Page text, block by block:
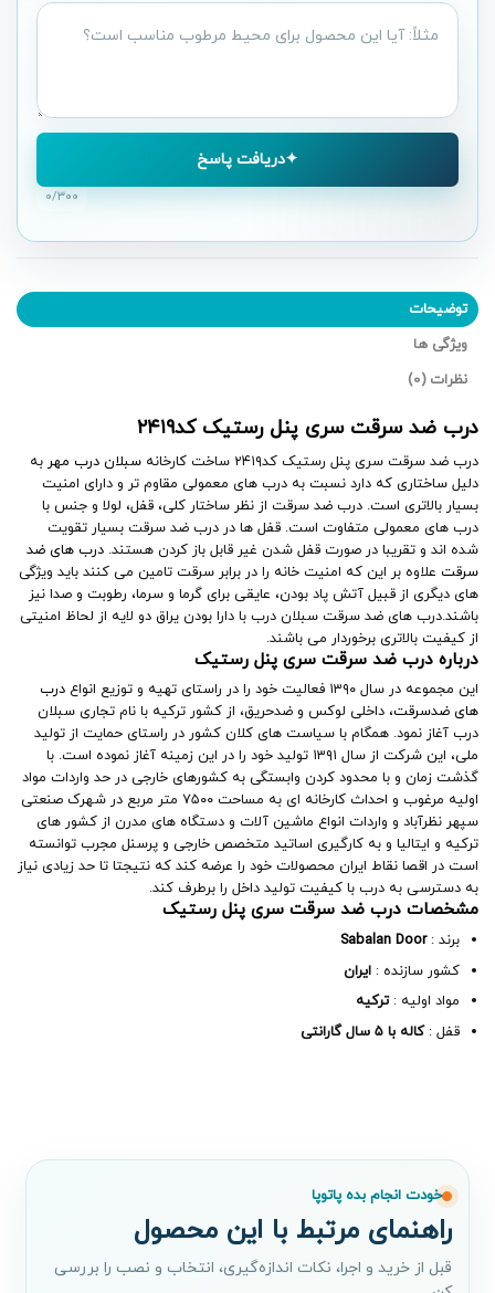
سؤال
درباره
دریافت پاسخ
۰/۳۰۰
توضیحات
ویژگی ها
نظرات (0)
درب ضد سرقت سری پنل رستیک کد۲۴۱۹
درب ضد سرقت سری پنل رستیک کد۲۴۱۹ ساخت کارخانه سبلان درب مهر به
دلیل ساختاری که دارد نسبت به درب های معمولی مقاوم تر و دارای امنیت
بسیار بالاتری است. درب ضد سرقت از نظر ساختار کلی، قفل، لولا و جنس با
درب های معمولی متفاوت است. قفل ها در درب ضد سرقت بسیار تقویت
شده اند و تقریبا در صورت قفل شدن غیر قابل باز کردن هستند. درب های ضد
سرقت علاوه بر این که امنیت خانه را در برابر سرقت تامین می کنند باید ویژگی
های دیگری از قبیل آتش پاد بودن، عایقی برای گرما و سرما، رطوبت و صدا نیز
باشند.درب های ضد سرقت سبلان درب با دارا بودن یراق دو لایه از لحاظ امنیتی
از کیفیت بالاتری برخوردار می باشند.
درباره درب ضد سرقت سری پنل رستیک
این مجموعه در سال ۱۳۹۰ فعالیت خود را در راستای تهیه و توزیع انواع
درب
های ضدسرقت، داخلی لوکس و ضدحریق، از کشور ترکیه با نام تجاری سبلان
درب آغاز نمود. همگام با سیاست های کلان کشور در راستای حمایت از تولید
ملی، این شرکت از سال ۱۳۹۱ تولید خود را در این زمینه آغاز نموده است. با
گذشت زمان و با محدود کردن وابستگی به کشورهای خارجی در حد واردات مواد
اولیه مرغوب و احداث کارخانه ای به مساحت ۷۵۰۰ متر مربع در شهرک صنعتی
سپهر نظرآباد و واردات انواع ماشین آلات و دستگاه های مدرن از کشور های
ترکیه و ایتالیا و به کارگیری اساتید متخصص خارجی و پرسنل مجرب توانسته
است در اقصا نقاط ایران محصولات خود را عرضه کند که نتیجتا تا حد زیادی نیاز
به دسترسی به درب با کیفیت تولید داخل را برطرف کند.
مشخصات درب ضد سرقت سری پنل رستیک
برند :Sabalan Door
کشور سازنده : ایران
مواد اولیه :ترکیه
قفل : کاله با ۵ سال گارانتی
خودت انجام بده پاتوپا
راهنمای مرتبط با این محصول
قبل از خرید و اجرا، نکات اندازه‌گیری، انتخاب و نصب را بررسی